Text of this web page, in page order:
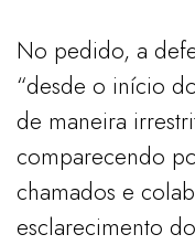
No pedido, a
“desde o início
de maneira
comparecendo
chamados e
esclarecimento